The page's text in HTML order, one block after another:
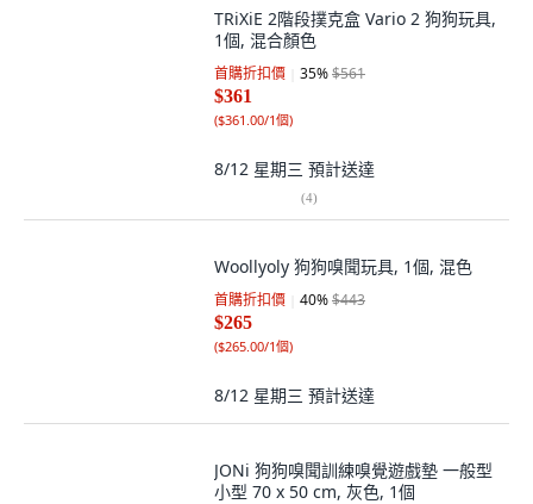
TRiXiE 2階段撲克盒 Vario 2 狗狗玩具,
1個, 混合顏色
首購折扣價 35%$561
$361
($361.00/1個)
8/12 星期三 預計送達
(4)
Woollyoly 狗狗嗅聞玩具, 1個, 混色
首購折扣價 40%$443
$265
($265.00/1個)
8/12 星期三 預計送達
JONi 狗狗嗅聞訓練嗅覺遊戲墊 一般型
小型 70 x 50 cm, 灰色, 1個